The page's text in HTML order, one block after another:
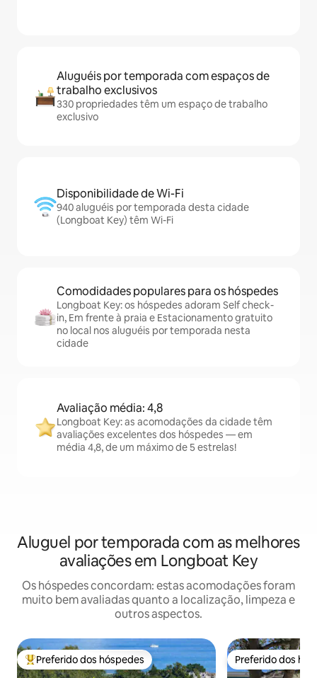
Aluguéis por temporada com espaços de
trabalho exclusivos
330 propriedades têm um espaço de trabalho
exclusivo
Disponibilidade de Wi-Fi
940 aluguéis por temporada desta cidade
(Longboat Key) têm Wi-Fi
Comodidades populares para os hóspedes
Longboat Key: os hóspedes adoram Self check-
in, Em frente à praia e Estacionamento gratuito
no local nos aluguéis por temporada nesta
cidade
Avaliação média: 4,8
Longboat Key: as acomodações da cidade têm
avaliações excelentes dos hóspedes — em
média 4,8, de um máximo de 5 estrelas!
Aluguel por temporada com as melhores
avaliações em Longboat Key
Os hóspedes concordam: estas acomodações foram
muito bem avaliadas quanto a localização, limpeza e
outros aspectos.
Entre os melhores preferidos dos hóspedes
Preferido dos hóspedes Preferido dos
Preferido dos